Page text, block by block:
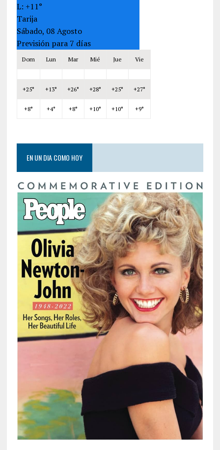
L: +11°
Tarija
Sábado, 08 Agosto
Previsión para 7 días
Dom Lun Mar Mié Jue Vie
+25° +13° +26° +28° +25° +27°
+8° +4° +8° +10° +10° +9°
EN UN DIA COMO HOY